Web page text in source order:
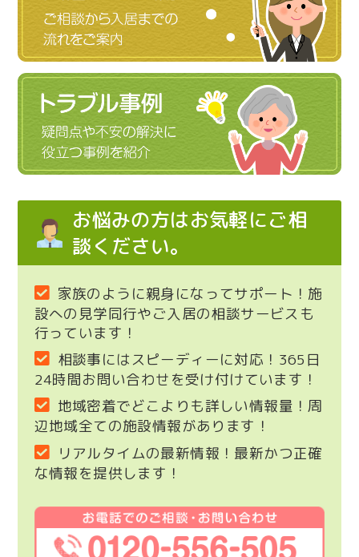
お悩みの方はお気軽にご相
談ください。
家族のように親身になってサポート！施
設への見学同行やご入居の相談サービスも
行っています！
相談事にはスピーディーに対応！365日
24時間お問い合わせを受け付けています！
地域密着でどこよりも詳しい情報量！周
辺地域全ての施設情報があります！
リアルタイムの最新情報！最新かつ正確
な情報を提供します！